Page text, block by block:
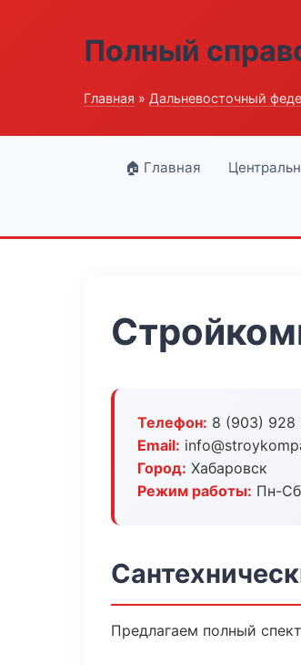
Полный
Главная » Дальневосточный
🏠 Главная
Телефон: 8 (903) 928
Email:
Город: Хабаровск
Режим работы: Пн-
Предлагаем полный